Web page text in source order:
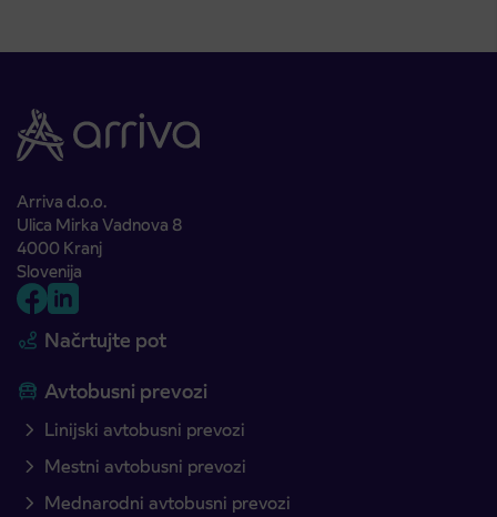
Arriva d.o.o.
Ulica Mirka Vadnova 8
4000 Kranj
Slovenija
Načrtujte pot
Avtobusni prevozi
Linijski avtobusni prevozi
Mestni avtobusni prevozi
Mednarodni avtobusni prevozi